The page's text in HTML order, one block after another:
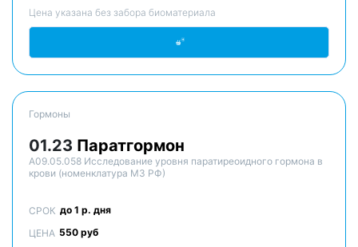
Цена указана без забора биоматериала
Гормоны
01.23 Паратгормон
A09.05.058 Исследование уровня паратиреоидного гормона в
крови (номенклатура МЗ РФ)
СРОК до 1 р. дня
ЦЕНА 550 руб